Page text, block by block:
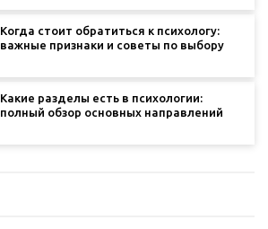
Когда стоит обратиться к психологу:
важные признаки и советы по выбору
Какие разделы есть в психологии:
полный обзор основных направлений